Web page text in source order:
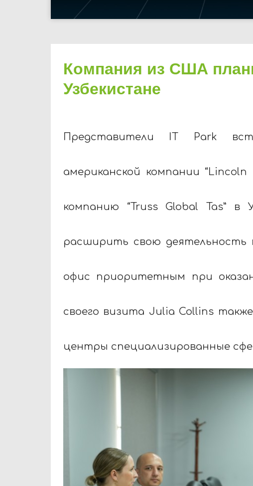
Компания из США
Узбекистане
Представители IT Park
американской компании
компанию “Truss Global Tas”
расширить свою деятельность
офис приоритетным при
своего визита Julia Collins
центры специализированные